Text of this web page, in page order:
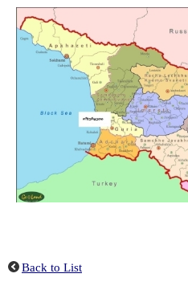
Back to List